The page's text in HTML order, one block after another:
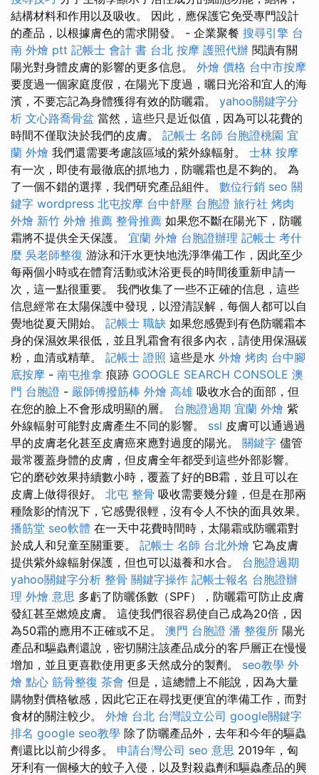
結構材料和作用以及吸收。 因此，應保護它免受專門設計
的產品，以根據膚色的需求開發。 - 企業聚餐 搜尋引擎 台
南 外燴 ptt 記帳士 會計 書 台北 按摩 護照代辦 閱讀有關
陽光對身體皮膚的影響的更多信息。 外燴 價格 台中市按摩
要度過一個家庭度假，在陽光下度過，曬日光浴和宜人的海
濱，不要忘記為身體獲得有效的防曬霜。 yahoo關鍵字分
析 文心路喬骨盆 當然，這些只是近似值，因為可以花費的
時間不僅取決於我們的皮膚。 記帳士 名師 台胞證桃園 宜
蘭 外燴 我們還需要考慮該區域的紫外線輻射。 士林 按摩
有一次，即使有最徹底的抓地力，防曬霜也是不夠的。 為
了一個不錯的選擇，我們研究產品組件。 數位行銷 seo 關
鍵字 wordpress 北屯按摩 台中舒壓 台胞證 旅行社 烤肉
外燴 新竹 外燴 推薦 整骨推薦 如果您不斷在陽光下，防曬
霜將不提供全天保護。 宜蘭 外燴 台胞證辦理 記帳士 考什
麼 吳老師整復 游泳和汗水更快地洗淨準備工作，因此至少
每兩個小時或在體育活動或沐浴更長的時間後重新申請一
次，這一點很重要。 我們收集了一些不正確的信息，這些
信息經常在太陽保護中發現，以澄清誤解，每個人都可以自
覺地從夏天開始。 記帳士 職缺 如果您感覺到有色防曬霜本
身的保濕效果很低，並且乳霜會有很多內衣，請使用保濕碳
粉，血清或精華。 記帳士 證照 這些是水 外燴 烤肉 台中腳
底按摩 - 南屯推拿 痕跡 GOOGLE SEARCH CONSOLE 澳
門 台胞證 - 嚴師傅撥筋棒 外燴 高雄 吸收水合的面部，但
在您的臉上不會形成明顯的層。 台胞證過期 宜蘭 外燴 紫
外線輻射可能對皮膚產生不同的影響。 ssl 皮膚可以通過過
早的皮膚老化甚至皮膚癌來應對過度的陽光。 關鍵字 儘管
最常覆蓋身體的皮膚，但皮膚全年都受到這些外部影響。
它的磨砂效果持續數小時，覆蓋了好的BB霜，並且可以在
皮膚上做得很好。 北屯 整骨 吸收需要幾分鐘，但是在那兩
種陰影的情況下，它感覺很輕，沒有令人不快的面具效果。
播筋堂 seo軟體 在一天中花費時間時，太陽霜或防曬霜對
於成人和兒童至關重要。 記帳士 名師 台北外燴 它為皮膚
提供紫外線輻射保護，但也可以滋養和水合。 台胞證過期
yahoo關鍵字分析 整骨 關鍵字操作 記帳士報名 台胞證辦
理 外燴 意思 多虧了防曬係數（SPF），防曬霜可防止皮膚
發紅甚至燃燒皮膚。 這使我們很容易使自己成為20倍，因
為50霜的應用不正確或不足。 澳門 台胞證 潘 整復所 陽光
產品和驅蟲劑還說，密切關注該產品成分的客戶層正在慢慢
增加，並且更喜歡使用更多天然成分的製劑。 seo教學 外
燴 點心 筋骨整復 茶會 但是，這總體上不能說，因為大量
購物對價格敏感，因此它正在尋找更便宜的準備工作，而對
食材的關注較少。 外燴 台北 台灣設立公司 google關鍵字
排名 google seo教學 除了防曬產品外，去年和今年的驅蟲
劑還比以前少得多。 申請台灣公司 seo 意思 2019年，匈
牙利有一個極大的蚊子入侵，以及對殺蟲劑和驅蟲產品的興